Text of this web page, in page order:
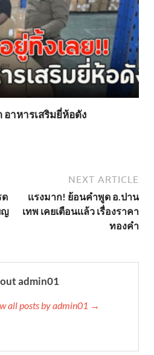
อาหารเสริมยี่ห้อดัง
ด
ญ
NEXT ARTICLE
เเรงมาก! ย้อนคำพูด อ.ปาน
เทพ เคยเตือนเเล้ว เรื่องราคา
ทองคำ
admin01
all posts by admin01 →